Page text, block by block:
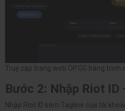
Truy cập trang web OP.GG bằng
Bước 2: Nhập Riot ID
Nhập Riot ID kèm Tagline của tài